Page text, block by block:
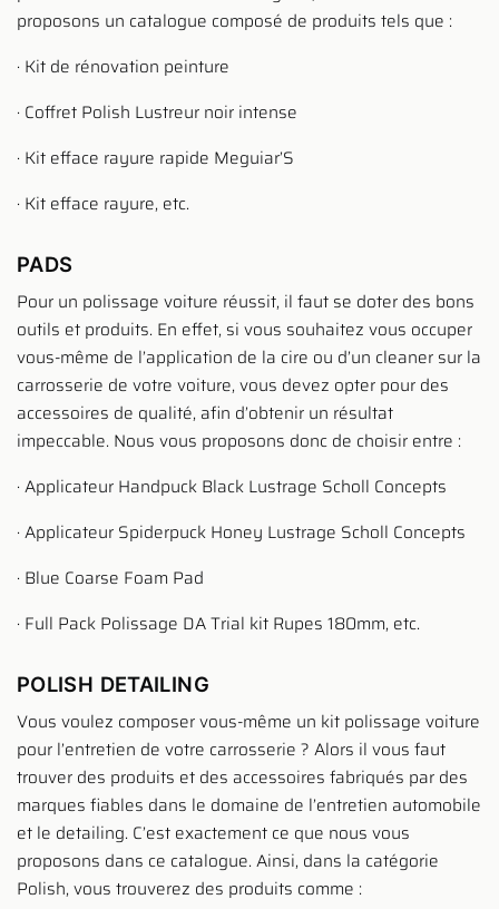
proposons un catalogue composé de produits tels que :
· Kit de rénovation peinture
· Coffret Polish Lustreur noir intense
· Kit efface rayure rapide Meguiar’S
· Kit efface rayure, etc.
PADS
Pour un polissage voiture réussit, il faut se doter des bons
outils et produits. En effet, si vous souhaitez vous occuper
vous-même de l’application de la cire ou d’un cleaner sur la
carrosserie de votre voiture, vous devez opter pour des
accessoires de qualité, afin d’obtenir un résultat
impeccable. Nous vous proposons donc de choisir entre :
· Applicateur Handpuck Black Lustrage Scholl Concepts
· Applicateur Spiderpuck Honey Lustrage Scholl Concepts
· Blue Coarse Foam Pad
· Full Pack Polissage DA Trial kit Rupes 180mm, etc.
POLISH DETAILING
Vous voulez composer vous-même un kit polissage voiture
pour l’entretien de votre carrosserie ? Alors il vous faut
trouver des produits et des accessoires fabriqués par des
marques fiables dans le domaine de l’entretien automobile
et le detailing. C’est exactement ce que nous vous
proposons dans ce catalogue. Ainsi, dans la catégorie
Polish, vous trouverez des produits comme :